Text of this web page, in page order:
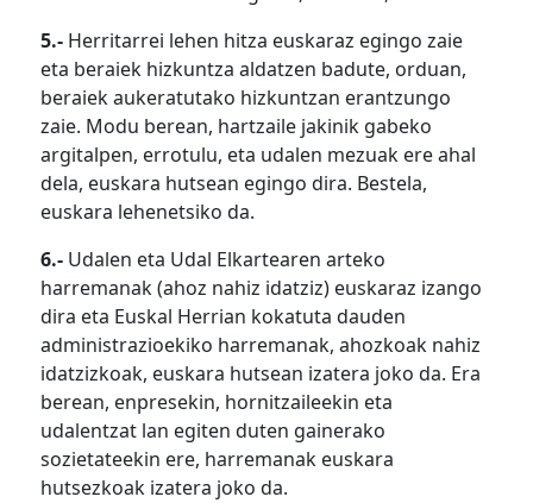
5.- Herritarrei lehen hitza euskaraz egingo zaie
eta beraiek hizkuntza aldatzen badute, orduan,
beraiek aukeratutako hizkuntzan erantzungo
zaie. Modu berean, hartzaile jakinik gabeko
argitalpen, errotulu, eta udalen mezuak ere ahal
dela, euskara hutsean egingo dira. Bestela,
euskara lehenetsiko da.
6.- Udalen eta Udal Elkartearen arteko
harremanak (ahoz nahiz idatziz) euskaraz izango
dira eta Euskal Herrian kokatuta dauden
administrazioekiko harremanak, ahozkoak nahiz
idatzizkoak, euskara hutsean izatera joko da. Era
berean, enpresekin, hornitzaileekin eta
udalentzat lan egiten duten gainerako
sozietateekin ere, harremanak euskara
hutsezkoak izatera joko da.